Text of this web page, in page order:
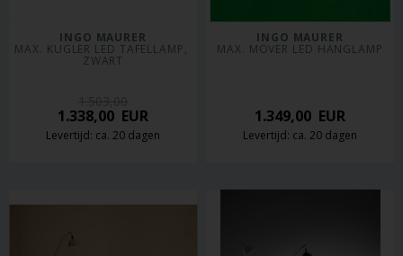
INGO MAURER
MAX. KUGLER LED TAFELLAMP,
ZWART
1.338,00 EUR
Levertijd: ca. 20 dagen
INGO MAURER
MAX. MOVER LED HANGLAMP
1.349,00 EUR
Levertijd: ca. 20 dagen